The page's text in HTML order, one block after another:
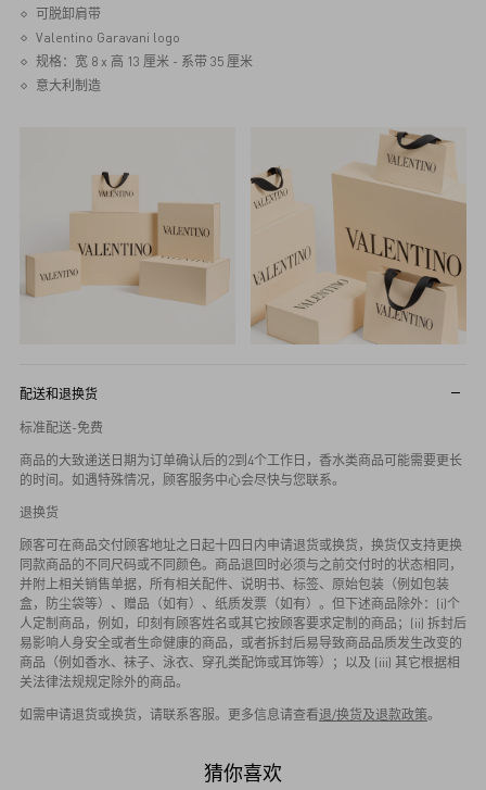
可脱卸肩带
Valentino Garavani logo
规格：宽 8 x 高 13 厘米 - 系带 35 厘米
意大利制造
配送和退换货
标准配送-免费
商品的大致递送日期为订单确认后的2到4个工作日，香水类商品可能需要更长
的时间。如遇特殊情况，顾客服务中心会尽快与您联系。
退换货
顾客可在商品交付顾客地址之日起十四日内申请退货或换货，换货仅支持更换
同款商品的不同尺码或不同颜色。商品退回时必须与之前交付时的状态相同，
并附上相关销售单据，所有相关配件、说明书、标签、原始包装（例如包装
盒，防尘袋等）、赠品（如有）、纸质发票（如有）。但下述商品除外：(i)个
人定制商品，例如，印刻有顾客姓名或其它按顾客要求定制的商品；(ii) 拆封后
易影响人身安全或者生命健康的商品，或者拆封后易导致商品品质发生改变的
商品（例如香水、袜子、泳衣、穿孔类配饰或耳饰等）；以及 (iii) 其它根据相
关法律法规规定除外的商品。
如需申请退货或换货，请联系客服。更多信息请查看退/换货及退款政策。
猜你喜欢